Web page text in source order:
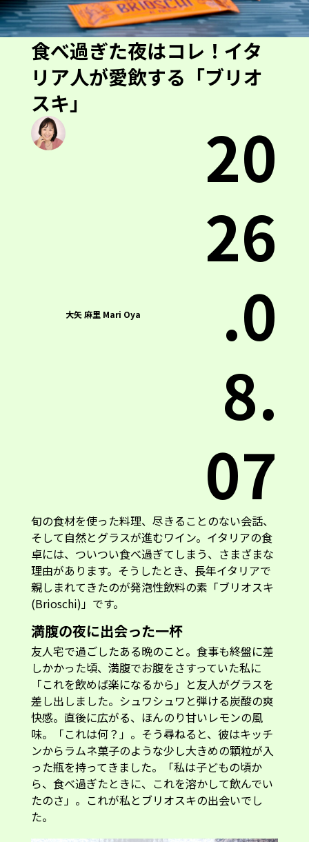
食べ過ぎた夜はコレ！イタ
リア人が愛飲する「ブリオ
スキ」
大矢 麻里 Mari Oya
20
26
.0
8.
07
旬の食材を使った料理、尽きることのない会話、
そして自然とグラスが進むワイン。イタリアの食
卓には、ついつい食べ過ぎてしまう、さまざまな
理由があります。そうしたとき、長年イタリアで
親しまれてきたのが発泡性飲料の素「ブリオスキ
(Brioschi)」です。
満腹の夜に出会った一杯
友人宅で過ごしたある晩のこと。食事も終盤に差
しかかった頃、満腹でお腹をさすっていた私に
「これを飲めば楽になるから」と友人がグラスを
差し出しました。シュワシュワと弾ける炭酸の爽
快感。直後に広がる、ほんのり甘いレモンの風
味。「これは何？」。そう尋ねると、彼はキッチ
ンからラムネ菓子のような少し大きめの顆粒が入
った瓶を持ってきました。「私は子どもの頃か
ら、食べ過ぎたときに、これを溶かして飲んでい
たのさ」。これが私とブリオスキの出会いでし
た。